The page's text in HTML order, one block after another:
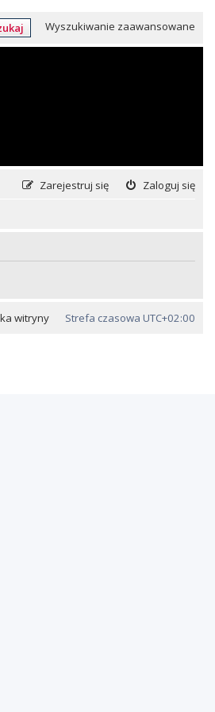
Wyszukiwanie zaawansowane
Zaloguj się
Zarejestruj się
Strefa czasowa UTC+02:00
witryny